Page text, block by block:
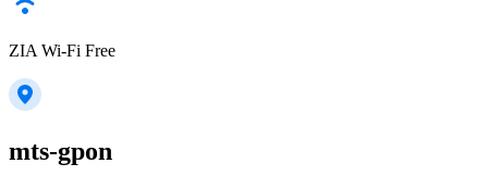
ZIA Wi-Fi Free
mts-gpon